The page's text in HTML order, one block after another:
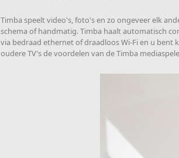
Timba speelt video's, foto's en zo ongeveer elk
schema of handmatig. Timba haalt automatisch
via bedraad ethernet of draadloos Wi-Fi en u
oudere TV's de voordelen van de Timba